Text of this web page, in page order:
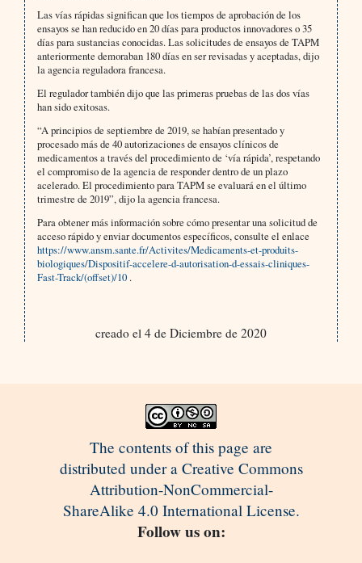
Las vías rápidas significan que los tiempos de aprobación de los
ensayos se han reducido en 20 días para productos innovadores o 35
días para sustancias conocidas. Las solicitudes de ensayos de TAPM
anteriormente demoraban 180 días en ser revisadas y aceptadas, dijo
la agencia reguladora francesa.
El regulador también dijo que las primeras pruebas de las dos vías
han sido exitosas.
“A principios de septiembre de 2019, se habían presentado y
procesado más de 40 autorizaciones de ensayos clínicos de
medicamentos a través del procedimiento de ‘vía rápida’, respetando
el compromiso de la agencia de responder dentro de un plazo
acelerado. El procedimiento para TAPM se evaluará en el último
trimestre de 2019”, dijo la agencia francesa.
Para obtener más información sobre cómo presentar una solicitud de
acceso rápido y enviar documentos específicos, consulte el enlace
https://www.ansm.sante.fr/Activites/Medicaments-et-produits-
biologiques/Dispositif-accelere-d-autorisation-d-essais-cliniques-
Fast-Track/(offset)/10.
creado el 4 de Diciembre de 2020
The contents of this page are
distributed under a Creative Commons
Attribution-NonCommercial-
ShareAlike 4.0 International License.
Follow us on: